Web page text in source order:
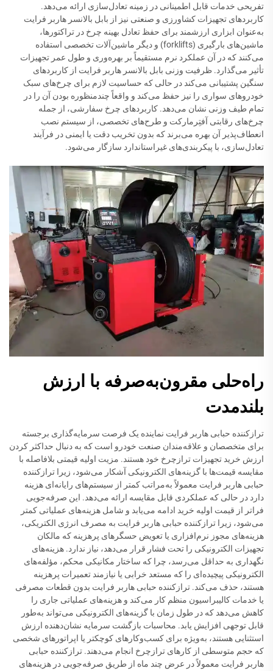
تفریحی خدمات قابل اطمینانی در زمینه تعادل‌سازی ارائه می‌دهد.
کاربردهای تجهیزات کشاورزی و صنعتی نیز از بابل بالانسر هاربر فرایت
به‌عنوان ابزاری ارزشمند برای حفظ تعادل بهینه چرخ در تراکتورها،
ماشین‌های بارگیری (forklifts) و دیگر ماشین‌آلات تخصصی استفاده
می‌کنند که در آن عملکرد نرم مستقیماً بر بهره‌وری و طول عمر تجهیزات
تأثیر می‌گذارد. ظرفیت وزنی بابل بالانسر هاربر فرایت از کاربردهای
سنگین پشتیبانی می‌کند در حالی که حساسیت لازم برای چرخ‌های سبک
خودروهای سواری را نیز حفظ می‌کند و واقعاً چندمنظوره بودن آن را در
تمام طیف وزنی نشان می‌دهد. کاربردهای چرخ سفارشی، از جمله
چرخ‌های رقابتی آفتِرمارکت و طرح‌های تخصصی، از سیستم نصب
انعطاف‌پذیر آن بهره می‌برند که بدون تخریب دقت یا ایمنی در فرآیند
تعادل‌سازی، با پیکربندی‌های غیراستاندارد سازگار می‌شود.
راه‌حلی مقرون‌به‌صرفه با ارزش
بلندمدت
ترازکننده حبابی هاربر فرایت نماینده یک فرصت سرمایه‌گذاری برجسته
برای متخصصان و علاقه‌مندان صنعت خودرو است که به دنبال حداکثر کردن
ارزش خرید تجهیزات ترازچرخ خود هستند. مزیت اولیه قیمتی بلافاصله با
مقایسه قیمت‌ها با گزینه‌های الکترونیکی آشکار می‌شود، زیرا ترازکننده
حبابی هاربر فرایت معمولاً به‌مراتب کمتر از سیستم‌های رایانه‌ای هزینه
دارد در حالی که عملکردی قابل مقایسه ارائه می‌دهد. این صرفه‌جویی
فراتر از قیمت اولیه خرید ادامه می‌یابد و شامل هزینه‌های عملیاتی کمتر
می‌شود، زیرا ترازکننده حبابی هاربر فرایت به مصرف انرژی الکتریکی،
هزینه‌های مجوز نرم‌افزاری یا تعویض حسگرهای پرهزینه که مالکان
تجهیزات الکترونیکی را تحت فشار قرار می‌دهد، نیاز ندارد. هزینه‌های
نگهداری به حداقل می‌رسد، چرا که ساختار مکانیکی محکم، مؤلفه‌های
الکترونیکی پیچیده‌ای را که مستعد خرابی یا نیازمند تعمیرات پرهزینه
هستند، حذف می‌کند. ترازکننده حبابی هاربر فرایت بدون قطعات مصرفی
یا خدمات کالیبراسیون منظم کار می‌کند و هزینه‌های عملیاتی جاری را
کاهش می‌دهد که در طول زمان با گزینه‌های الکترونیکی می‌تواند به‌طور
قابل توجهی افزایش یابد. محاسبات بازگشت سرمایه نشان‌دهنده ارزش
استثنایی هستند، به‌ویژه برای کسب‌وکارهای کوچکتر یا اپراتورهای شخصی
که حجم متوسطی از کارهای ترازچرخ انجام می‌دهند. ترازکننده حبابی
هاربر فرایت معمولاً در عرض چند ماه از طریق صرفه‌جویی در هزینه‌های